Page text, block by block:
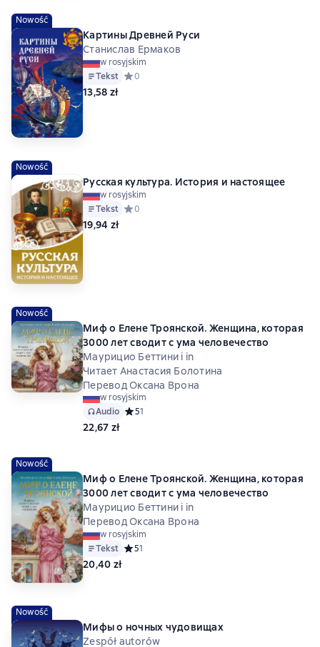
Nowość
Картины Древней Руси
Станислав Ермаков
w rosyjskim
Tekst Средний рейтинг 0 на основе 0 оценок
0
13,58 zł
Nowość
Русская культура. История и настоящее
w rosyjskim
Tekst Средний рейтинг 0 на основе 0 оценок
0
19,94 zł
Nowość
Миф о Елене Троянской. Женщина, которая
3000 лет сводит с ума человечество
Маурицио Беттини i in
Читает Анастасия Болотина
Перевод Оксана Врона
w rosyjskim
Audio Средний рейтинг 5 на основе 1 оценок
51
22,67 zł
Nowość
Миф о Елене Троянской. Женщина, которая
3000 лет сводит с ума человечество
Маурицио Беттини i in
Перевод Оксана Врона
w rosyjskim
Tekst Средний рейтинг 5 на основе 1 оценок
51
20,40 zł
Nowość
Мифы о ночных чудовищах
Zespół autorów